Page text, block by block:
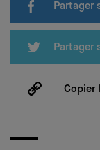
Partager
Partager
Copier